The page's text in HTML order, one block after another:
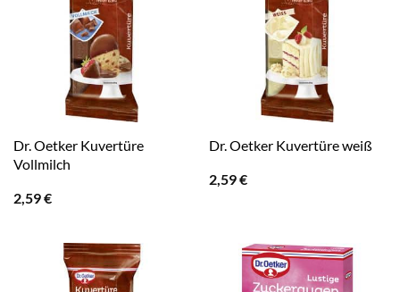
Dr. Oetker Kuvertüre
Vollmilch
2,59€
Dr. Oetker Kuvertüre weiß
2,59€